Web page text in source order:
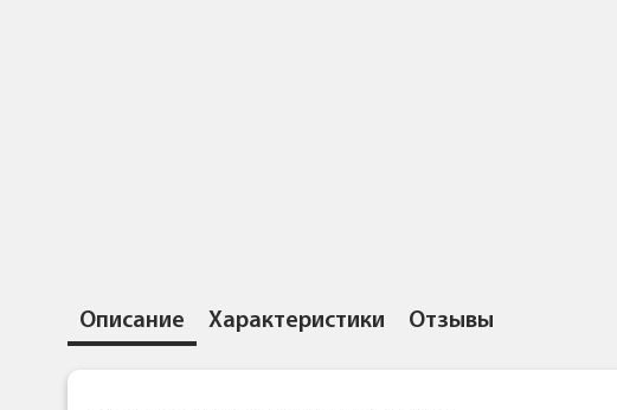
Описание Характеристики Отзывы